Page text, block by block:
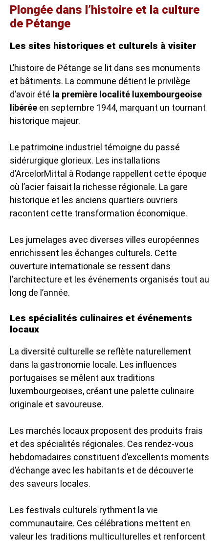
Plongée dans l’histoire et la culture
de Pétange
Les sites historiques et culturels à visiter
L’histoire de Pétange se lit dans ses monuments
et bâtiments. La commune détient le privilège
d’avoir été la première localité luxembourgeoise
libérée en septembre 1944, marquant un tournant
historique majeur.
Le patrimoine industriel témoigne du passé
sidérurgique glorieux. Les installations
d’ArcelorMittal à Rodange rappellent cette époque
où l’acier faisait la richesse régionale. La gare
historique et les anciens quartiers ouvriers
racontent cette transformation économique.
Les jumelages avec diverses villes européennes
enrichissent les échanges culturels. Cette
ouverture internationale se ressent dans
l’architecture et les événements organisés tout au
long de l’année.
Les spécialités culinaires et événements
locaux
La diversité culturelle se reflète naturellement
dans la gastronomie locale. Les influences
portugaises se mêlent aux traditions
luxembourgeoises, créant une palette culinaire
originale et savoureuse.
Les marchés locaux proposent des produits frais
et des spécialités régionales. Ces rendez-vous
hebdomadaires constituent d’excellents moments
d’échange avec les habitants et de découverte
des saveurs locales.
Les festivals culturels rythment la vie
communautaire. Ces célébrations mettent en
valeur les traditions multiculturelles et renforcent